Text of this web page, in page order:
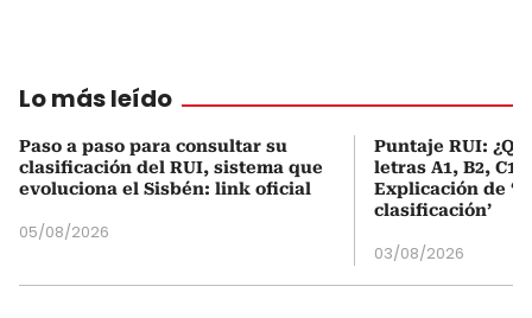
Lo más leído
Paso a paso para consultar su
clasificación del RUI, sistema que
evoluciona el Sisbén: link oficial
05/08/2026
Puntaje RUI:
letras A1, B2, C1
Explicación de
clasificación’
03/08/2026